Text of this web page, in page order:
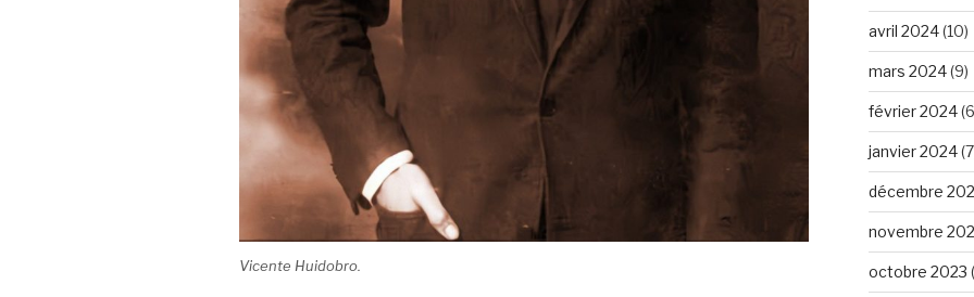
Vicente Huidobro.
avril 2024(10)
mars 2024(9)
février 2024
janvier 2024
décembre
novembre
octobre 2023